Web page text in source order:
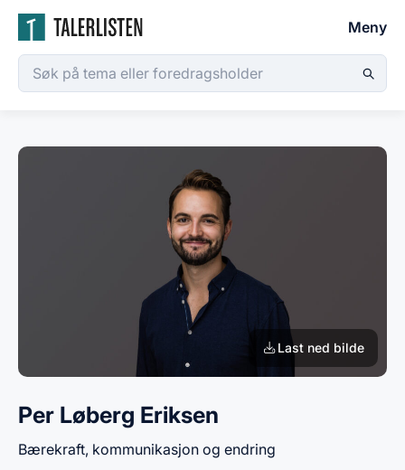
Meny
Last ned bilde
Per Løberg Eriksen
Bærekraft, kommunikasjon og endring